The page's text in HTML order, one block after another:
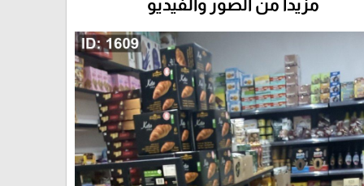
مزيداً من الصور والفيديو